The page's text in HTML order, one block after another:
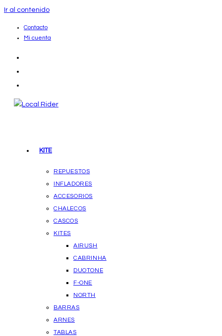
Ir al contenido
Contacto
Mi cuenta
KITE
REPUESTOS
INFLADORES
ACCESORIOS
CHALECOS
CASCOS
KITES
AIRUSH
CABRINHA
DUOTONE
F-ONE
NORTH
BARRAS
ARNES
TABLAS